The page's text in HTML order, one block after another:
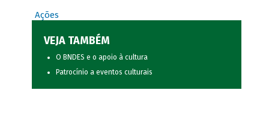
Ações
VEJA TAMBÉM
O BNDES e o apoio à cultura
Patrocínio a eventos culturais